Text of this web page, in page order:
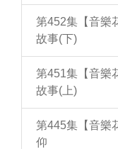
第452集【音樂
故事(下)
第451集【音樂
故事(上)
第445集【音樂
仰